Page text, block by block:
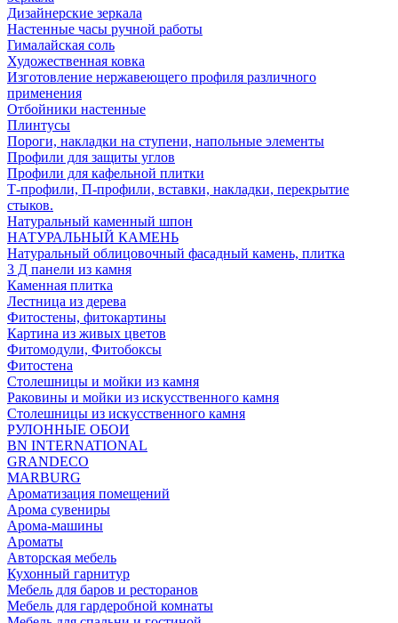
Дизайнерские зеркала
Настенные часы ручной работы
Гималайская соль
Художественная ковка
Изготовление нержавеющего профиля различного
применения
Отбойники настенные
Плинтусы
Пороги, накладки на ступени, напольные элементы
Профили для защиты углов
Профили для кафельной плитки
Т-профили, П-профили, вставки, накладки, перекрытие
стыков.
Натуральный каменный шпон
НАТУРАЛЬНЫЙ КАМЕНЬ
Натуральный облицовочный фасадный камень, плитка
3 Д панели из камня
Каменная плитка
Лестница из дерева
Фитостены, фитокартины
Картина из живых цветов
Фитомодули, Фитобоксы
Фитостена
Столешницы и мойки из камня
Раковины и мойки из искусственного камня
Столешницы из искусственного камня
РУЛОННЫЕ ОБОИ
BN INTERNATIONAL
GRANDECO
MARBURG
Ароматизация помещений
Арома сувениры
Арома-машины
Ароматы
Авторская мебель
Кухонный гарнитур
Мебель для баров и ресторанов
Мебель для гардеробной комнаты